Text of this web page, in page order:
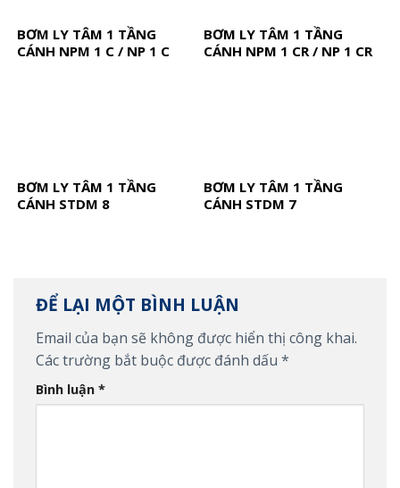
BƠM LY TÂM 1 TẦNG
CÁNH NPM 1 C / NP 1 C
BƠM LY TÂM 1 TẦNG
CÁNH NPM 1 CR / NP 1 CR
BƠM LY TÂM 1 TẦNG
CÁNH STDM 8
BƠM LY TÂM 1 TẦNG
CÁNH STDM 7
ĐỂ LẠI MỘT BÌNH LUẬN
Email của bạn sẽ không được hiển thị công khai.
Các trường bắt buộc được đánh dấu *
Bình luận *